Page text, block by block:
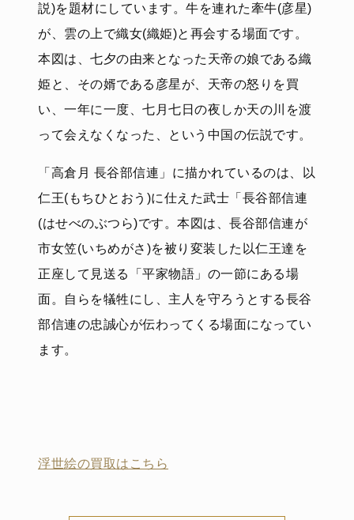
説)を題材にしています。牛を連れた牽牛(彦星)
が、雲の上で織女(織姫)と再会する場面です。
本図は、七夕の由来となった天帝の娘である織
姫と、その婿である彦星が、天帝の怒りを買
い、一年に一度、七月七日の夜しか天の川を渡
って会えなくなった、という中国の伝説です。
「高倉月 長谷部信連」に描かれているのは、以
仁王(もちひとおう)に仕えた武士「長谷部信連
(はせべのぶつら)です。本図は、長谷部信連が
市女笠(いちめがさ)を被り変装した以仁王達を
正座して見送る「平家物語」の一節にある場
面。自らを犠牲にし、主人を守ろうとする長谷
部信連の忠誠心が伝わってくる場面になってい
ます。
浮世絵の買取はこちら